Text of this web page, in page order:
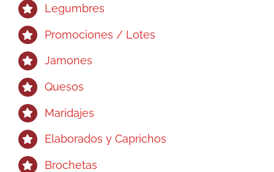
Legumbres
Promociones / Lotes
Jamones
Quesos
Maridajes
Elaborados y Caprichos
Brochetas